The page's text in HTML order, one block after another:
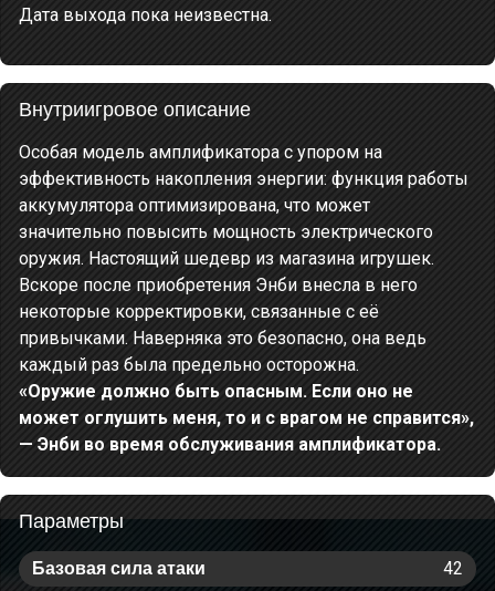
Дата выхода пока неизвестна.
Внутриигровое описание
Особая модель амплификатора с упором на
эффективность накопления энергии: функция работы
аккумулятора оптимизирована, что может
значительно повысить мощность электрического
оружия. Настоящий шедевр из магазина игрушек.
Вскоре после приобретения Энби внесла в него
некоторые корректировки, связанные с её
привычками. Наверняка это безопасно, она ведь
каждый раз была предельно осторожна.
«Оружие должно быть опасным. Если оно не
может оглушить меня, то и с врагом не справится»,
— Энби во время обслуживания амплификатора.
Параметры
Базовая сила атаки 42